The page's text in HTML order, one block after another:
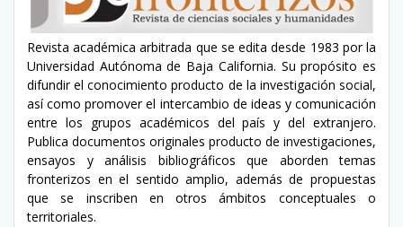
Revista académica arbitrada que se edita desde 1983 por la
Universidad Autónoma de Baja California. Su propósito es
difundir el conocimiento producto de la investigación social,
así como promover el intercambio de ideas y comunicación
entre los grupos académicos del país y del extranjero.
Publica documentos originales producto de investigaciones,
ensayos y análisis bibliográficos que aborden temas
fronterizos en el sentido amplio, además de propuestas
que se inscriben en otros ámbitos conceptuales o
territoriales.